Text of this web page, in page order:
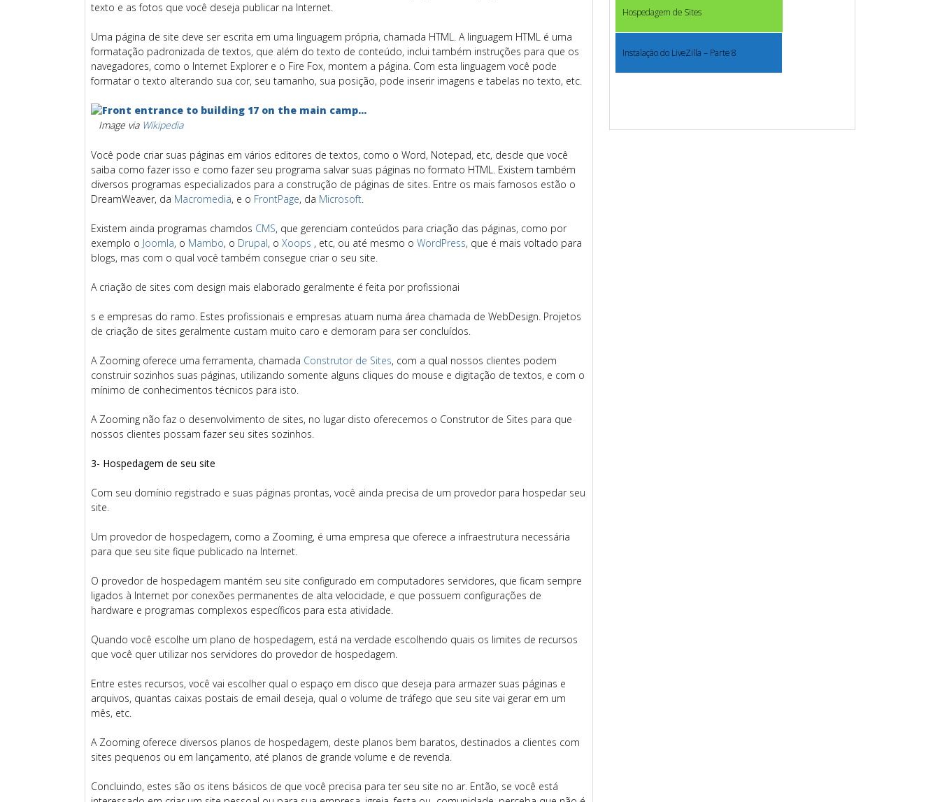
texto e as fotos que você deseja publicar na Internet.
Uma página de site deve ser escrita em uma linguagem própria, chamada HTML. A linguagem HTML é uma
formatação padronizada de textos, que além do texto de conteúdo, inclui também instruções para que os
navegadores, como o Internet Explorer e o Fire Fox, montem a página. Com esta linguagem você pode
formatar o texto alterando sua cor, seu tamanho, sua posição, pode inserir imagens e tabelas no texto, etc.
Image via Wikipedia
Você pode criar suas páginas em vários editores de textos, como o Word, Notepad, etc, desde que você
saiba como fazer isso e como fazer seu programa salvar suas páginas no formato HTML. Existem também
diversos programas especializados para a construção de páginas de sites. Entre os mais famosos estão o
DreamWeaver, da Macromedia, e o FrontPage, da Microsoft.
Existem ainda programas chamdos CMS, que gerenciam conteúdos para criação das páginas, como por
exemplo o Joomla, o Mambo, o Drupal, o Xoops , etc, ou até mesmo o WordPress, que é mais voltado para
blogs, mas com o qual você também consegue criar o seu site.
A criação de sites com design mais elaborado geralmente é feita por profissionai
s e empresas do ramo. Estes profissionais e empresas atuam numa área chamada de WebDesign. Projetos
de criação de sites geralmente custam muito caro e demoram para ser concluídos.
A Zooming oferece uma ferramenta, chamada Construtor de Sites, com a qual nossos clientes podem
construir sozinhos suas páginas, utilizando somente alguns cliques do mouse e digitação de textos, e com o
mínimo de conhecimentos técnicos para isto.
A Zooming não faz o desenvolvimento de sites, no lugar disto oferecemos o Construtor de Sites para que
nossos clientes possam fazer seu sites sozinhos.
3- Hospedagem de seu site
Com seu domínio registrado e suas páginas prontas, você ainda precisa de um provedor para hospedar seu
site.
Um provedor de hospedagem, como a Zooming, é uma empresa que oferece a infraestrutura necessária
para que seu site fique publicado na Internet.
O provedor de hospedagem mantém seu site configurado em computadores servidores, que ficam sempre
ligados à Internet por conexões permanentes de alta velocidade, e que possuem configurações de
hardware e programas complexos específicos para esta atividade.
Quando você escolhe um plano de hospedagem, está na verdade escolhendo quais os limites de recursos
que você quer utilizar nos servidores do provedor de hospedagem.
Entre estes recursos, você vai escolher qual o espaço em disco que deseja para armazer suas páginas e
arquivos, quantas caixas postais de email deseja, qual o volume de tráfego que seu site vai gerar em um
mês, etc.
A Zooming oferece diversos planos de hospedagem, deste planos bem baratos, destinados a clientes com
sites pequenos ou em lançamento, até planos de grande volume e de revenda.
Concluindo, estes são os itens básicos de que você precisa para ter seu site no ar. Então, se você está
Hospedagem de Sites
Instalação do LiveZilla – Parte 8